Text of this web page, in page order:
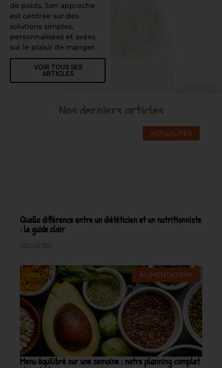
de poids. Son approche
est centrée sur des
solutions simples,
personnalisées et axées
sur le plaisir de manger.
VOIR TOUS SES
ARTICLES
Nos derniers articles
ACTUALITÉS
Quelle différence entre un diététicien et un nutritionniste
: le guide clair
Voir L'article
ALIMENTATION
Menu équilibré sur une semaine : notre planning complet